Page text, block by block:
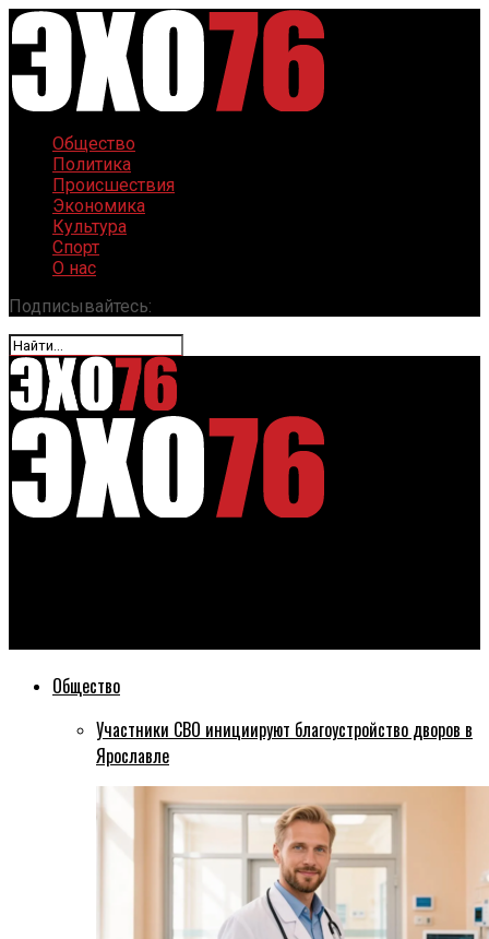
Общество
Политика
Происшествия
Экономика
Культура
Спорт
О нас
Подписывайтесь:
Общество
Участники СВО инициируют благоустройство дворов в
Ярославле